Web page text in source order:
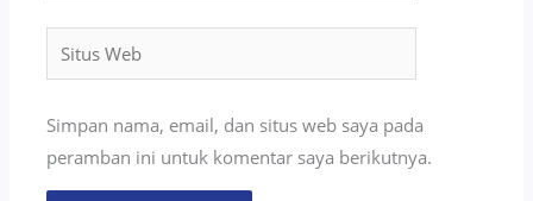
Situs
Web
Simpan nama, email, dan situs web saya pada
peramban ini untuk komentar saya berikutnya.